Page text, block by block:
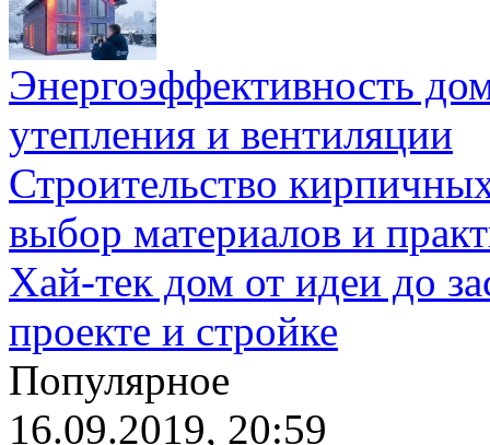
Энергоэффективность
утепления и вентиляции
Строительство
выбор материалов и
Хай-тек дом от идеи до
проекте и стройке
Популярное
16.09.2019, 20:59